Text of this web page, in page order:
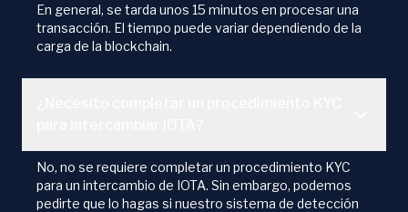
En general, se tarda unos 15 minutos en procesar una
transacción. El tiempo puede variar dependiendo de la
carga de la blockchain.
No, no se requiere completar un procedimiento KYC
para un intercambio de IOTA. Sin embargo, podemos
pedirte que lo hagas si nuestro sistema de detección